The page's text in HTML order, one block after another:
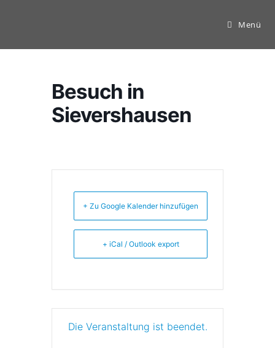
Menü
Besuch in
Sievershausen
+ Zu Google Kalender hinzufügen
+ iCal / Outlook export
Die Veranstaltung ist beendet.